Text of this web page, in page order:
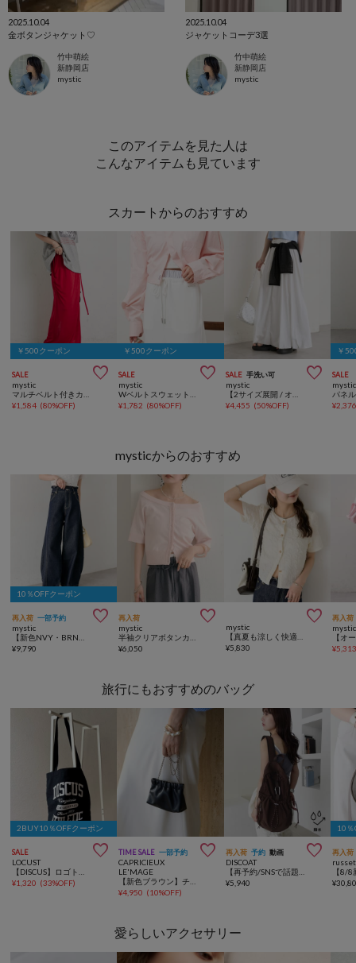
2025.10.04
金ボタンジャケット♡
竹中萌絵
新静岡店
mystic
2025.10.04
ジャケットコーデ3選
竹中萌絵
新静岡店
mystic
このアイテムを見た人は
こんなアイテムも見ています
スカートからのおすすめ
￥500クーポン
SALE 
mystic
¥1,584 (80%OFF)
￥500クーポン
SALE 
mystic
¥1,782 (80%OFF)
SALE 手洗い可 
mystic
¥4,455 (50%OFF)
￥
SALE
mystic
¥
mysticからのおすすめ
10％OFFクーポン
再入荷 一部予約 
mystic
【新色NVY・BRN・BLU2/3サイズ展開】バレルBIGデニム
¥9,790
再入荷 
mystic
半袖クリアボタンカーディガン
¥6,050

mystic
【真夏も涼しく快適に着れる◎】金ボタンエンボスパフカーディガン
¥5,830
再入荷
mystic
¥
旅行にもおすすめのバッグ
2BUY10％OFFクーポン
SALE 
LOCUST
¥1,320 (33%OFF)
TIME SALE 一部予約 
CAPRICIEUX
LE'MAGE
¥4,950 (10%OFF)
再入荷 予約 動画 
DISCOAT
¥5,940
10％
再入荷
russet
¥
愛らしいアクセサリー